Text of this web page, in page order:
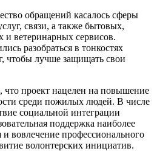
обращений касалось сферы
связи, а также бытовых,
ветеринарных сервисов.
разобраться в тонкостях
чтобы лучше защищать свои
проект нацелен на повышение
среди пожилых людей. В числе
социальной интеграции
поддержка наиболее
вовлечение профессионального
волонтерских инициатив.